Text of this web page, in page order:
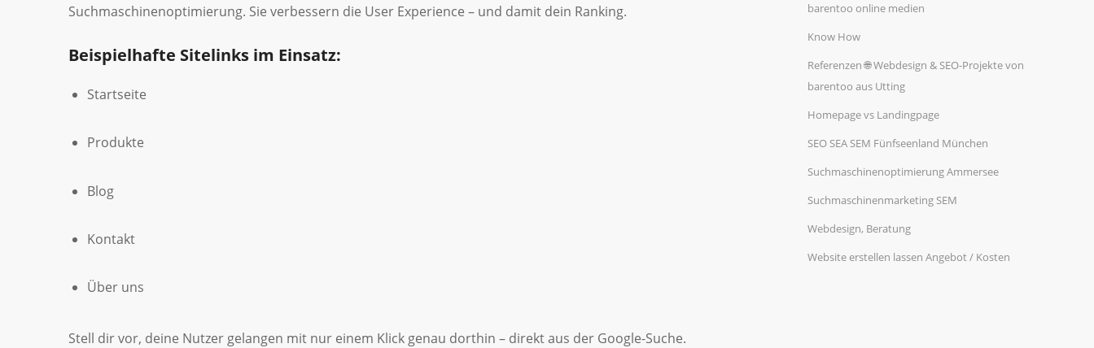
Suchmaschinenoptimierung. Sie verbessern die User Experience – und damit dein Ranking.
Beispielhafte Sitelinks im Einsatz:
Startseite
Produkte
Blog
Kontakt
Über uns
Stell dir vor, deine Nutzer gelangen mit nur einem Klick genau dorthin – direkt aus der Google-Suche.
barentoo online medien
Know How
Referenzen 🌐 Webdesign & SEO-Projekte von
barentoo aus Utting
Homepage vs Landingpage
SEO SEA SEM Fünfseenland München
Suchmaschinenoptimierung Ammersee
Suchmaschinenmarketing SEM
Webdesign, Beratung
Website erstellen lassen Angebot / Kosten